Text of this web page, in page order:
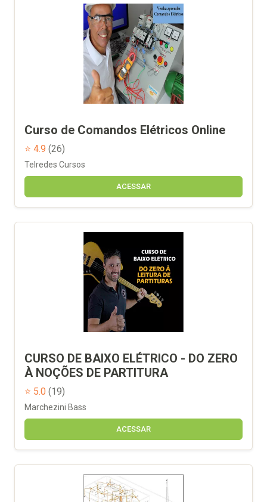
Curso de Comandos Elétricos Online
⭐ 4.9 (26)
Telredes Cursos
ACESSAR
CURSO DE BAIXO ELÉTRICO - DO ZERO
À NOÇÕES DE PARTITURA
⭐ 5.0 (19)
Marchezini Bass
ACESSAR